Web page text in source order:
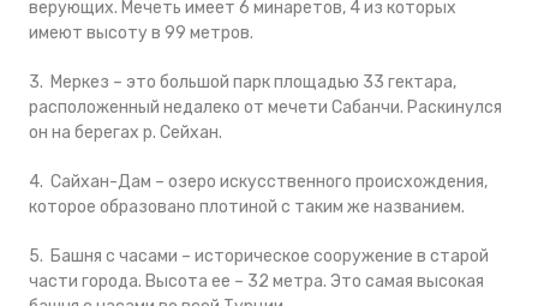
верующих. Мечеть имеет 6 минаретов, 4 из которых
имеют высоту в 99 метров.
3. Меркез – это большой парк площадью 33 гектара,
расположенный недалеко от мечети Сабанчи. Раскинулся
он на берегах р. Сейхан.
4. Сайхан-Дам – озеро искусственного происхождения,
которое образовано плотиной с таким же названием.
5. Башня с часами – историческое сооружение в старой
части города. Высота ее – 32 метра. Это самая высокая